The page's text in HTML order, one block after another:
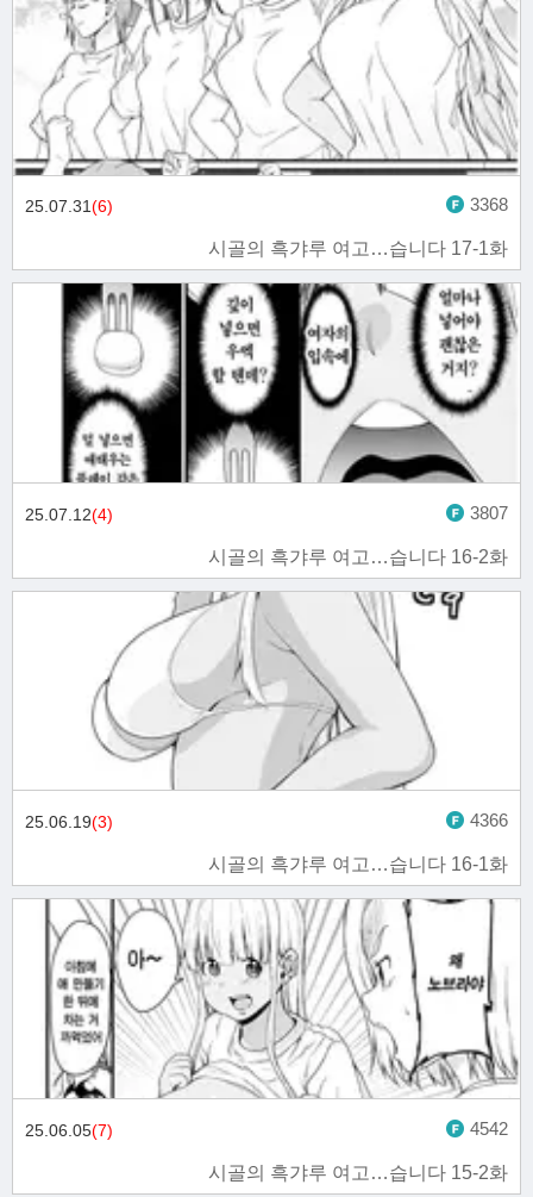
시골의 흑갸루 여고…습니다 17-1화
25.07.31(6) 3368
시골의 흑갸루 여고…습니다 16-2화
25.07.12(4) 3807
시골의 흑갸루 여고…습니다 16-1화
25.06.19(3) 4366
시골의 흑갸루 여고…습니다 15-2화
25.06.05(7) 4542